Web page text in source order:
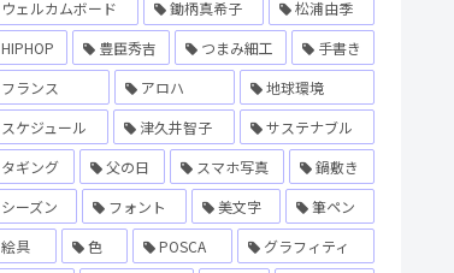
ウェルカムボード
鋤柄真希子
松浦由季
HIPHOP
豊臣秀吉 つまみ細工
手書き
フランス
アロハ
地球環境
スケジュール
津久井智子
サステナブル
タギング
父の日 スマホ写真
鍋敷き
シーズン
フォント 美文字
筆ペン
絵具
色 POSCA
グラフィティ